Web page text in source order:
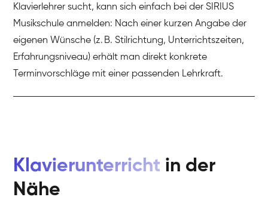
Klavierlehrer sucht, kann sich einfach bei der SIRIUS
Musikschule anmelden: Nach einer kurzen Angabe der
eigenen Wünsche (z. B. Stilrichtung, Unterrichtszeiten,
Erfahrungsniveau) erhält man direkt konkrete
Terminvorschläge mit einer passenden Lehrkraft.
Klavierunterricht in der
Nähe